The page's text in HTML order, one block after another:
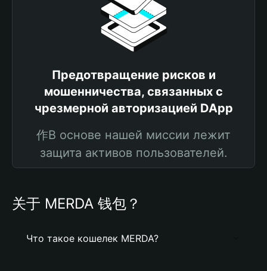
Предотвращение рисков и
мошенничества, связанных с
чрезмерной авторизацией DApp
作В основе нашей миссии лежит
защита активов пользователей.
关于 MERDA 钱包？
Что такое кошелек MERDA?